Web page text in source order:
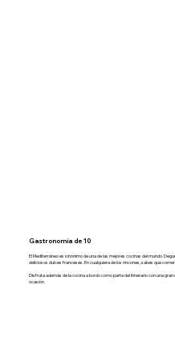
Gastronomía de 10
El Mediterráneo es sinónimo de una de las mejores cocinas del mundo.
deliciosos dulces franceses. En cualquiera de los rincones, sabes que
Disfruta además de la cocina a bordo como parte del itinerario con una
ocasión.